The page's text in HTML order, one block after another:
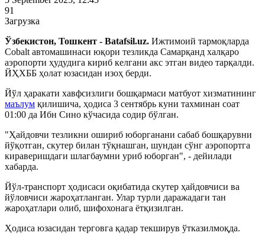
91
Загрузка
Ўзбекистон, Тошкент - Batafsil.uz. Ижтимоий тармоқларда
Cobalt автомашинаси юқори тезликда Самарқанд халқаро
аэропорти ҳудудига кириб келгани акс этган видео тарқалди.
ЙҲХББ ҳолат юзасидан изоҳ берди.
Йўл ҳаракати хавфсизлиги бошқармаси матбуот хизматининг
маълум қилишича, ҳодиса 3 сентябрь куни тахминан соат
01:00 да Ибн Сино кўчасида содир бўлган.
"Ҳайдовчи тезликни ошириб юборганани сабаб бошқарувни
йўқотган, скутер билан тўқнашган, шундан сўнг аэропортга
кираверишдаги шлагбаумни уриб юборган", - дейилади
хабарда.
Йўл-транспорт ҳодисаси оқибатида скутер ҳайдовчиси ва
йўловчиси жароҳатланган. Улар турли даражадаги тан
жароҳатлари олиб, шифохонага ётқизилган.
Ҳодиса юзасидан терговга қадар текширув ўтказилмоқда.